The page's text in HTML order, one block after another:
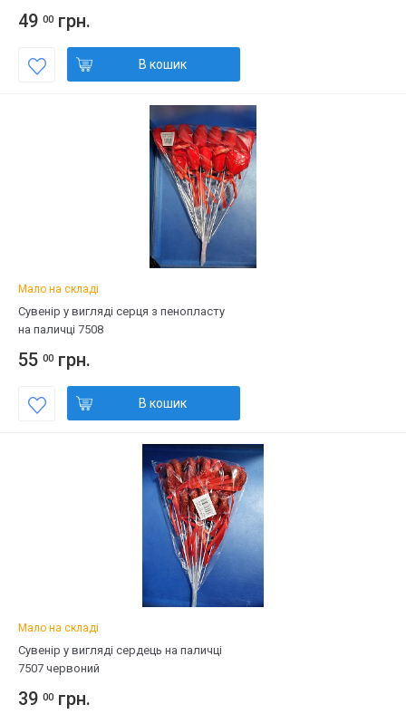
49 00 грн.
В кошик
Мало на складі
Сувенір у вигляді серця з пенопласту
на паличці 7508
55 00 грн.
В кошик
Мало на складі
Сувенір у вигляді сердець на паличці
7507 червоний
39 00 грн.